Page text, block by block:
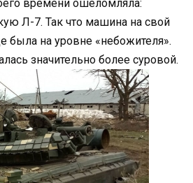
времени ошеломляла:
Л-7. Так что машина на свой
была на уровне «небожителя».
значительно более суровой.